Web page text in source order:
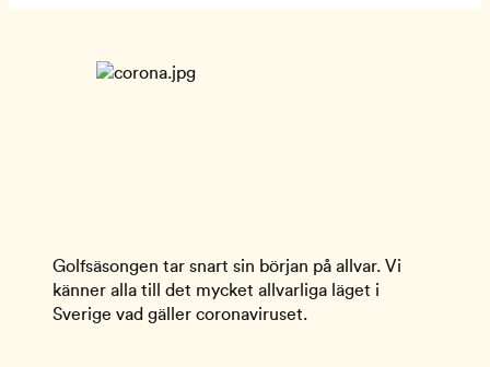
Golfsäsongen tar snart sin början på allvar. Vi
känner alla till det mycket allvarliga läget i
Sverige vad gäller coronaviruset.